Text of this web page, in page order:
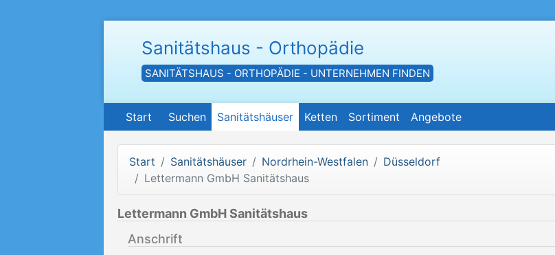
Sanitätshaus - Orthopädie
SANITÄTSHAUS - ORTHOPÄDIE - UNTERNEHMEN FINDEN
Start Suchen Sanitätshäuser Ketten Sortiment Angebote
Start Sanitätshäuser Nordrhein-Westfalen
Düsseldorf
Lettermann GmbH Sanitätshaus
Lettermann GmbH Sanitätshaus
Anschrift